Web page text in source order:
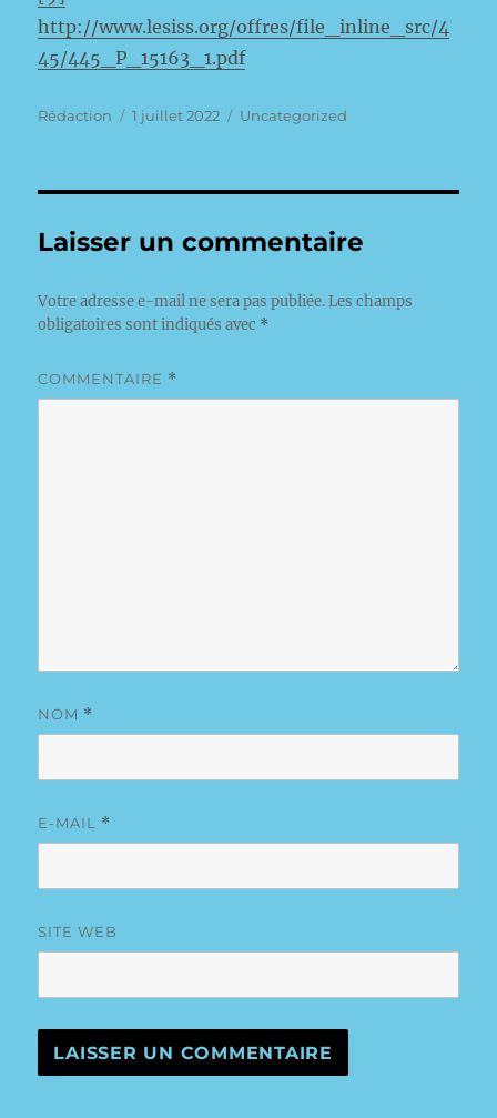
http://www.lesiss.org/offres/file_inline_src/4
45/445_P_15163_1.pdf
Auteur
Rédaction
Publié
1 juillet 2022 Catégories
Uncategorized
Laisser un commentaire
Votre adresse e-mail ne sera pas publiée. Les champs
obligatoires sont indiqués avec *
COMMENTAIRE *
NOM *
E-MAIL *
SITE WEB